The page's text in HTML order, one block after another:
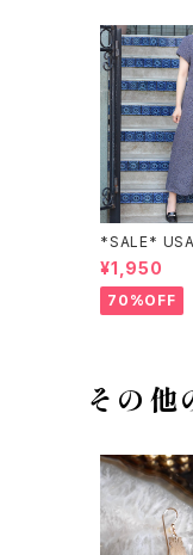
*SALE*
NEX HALF
ER
E/アメリカ古
ピース
¥1,950
70%OFF
その他